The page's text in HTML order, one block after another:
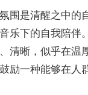
围是清醒之中的
乐下的自我陪伴
清晰，似乎在温
励一种能够在人